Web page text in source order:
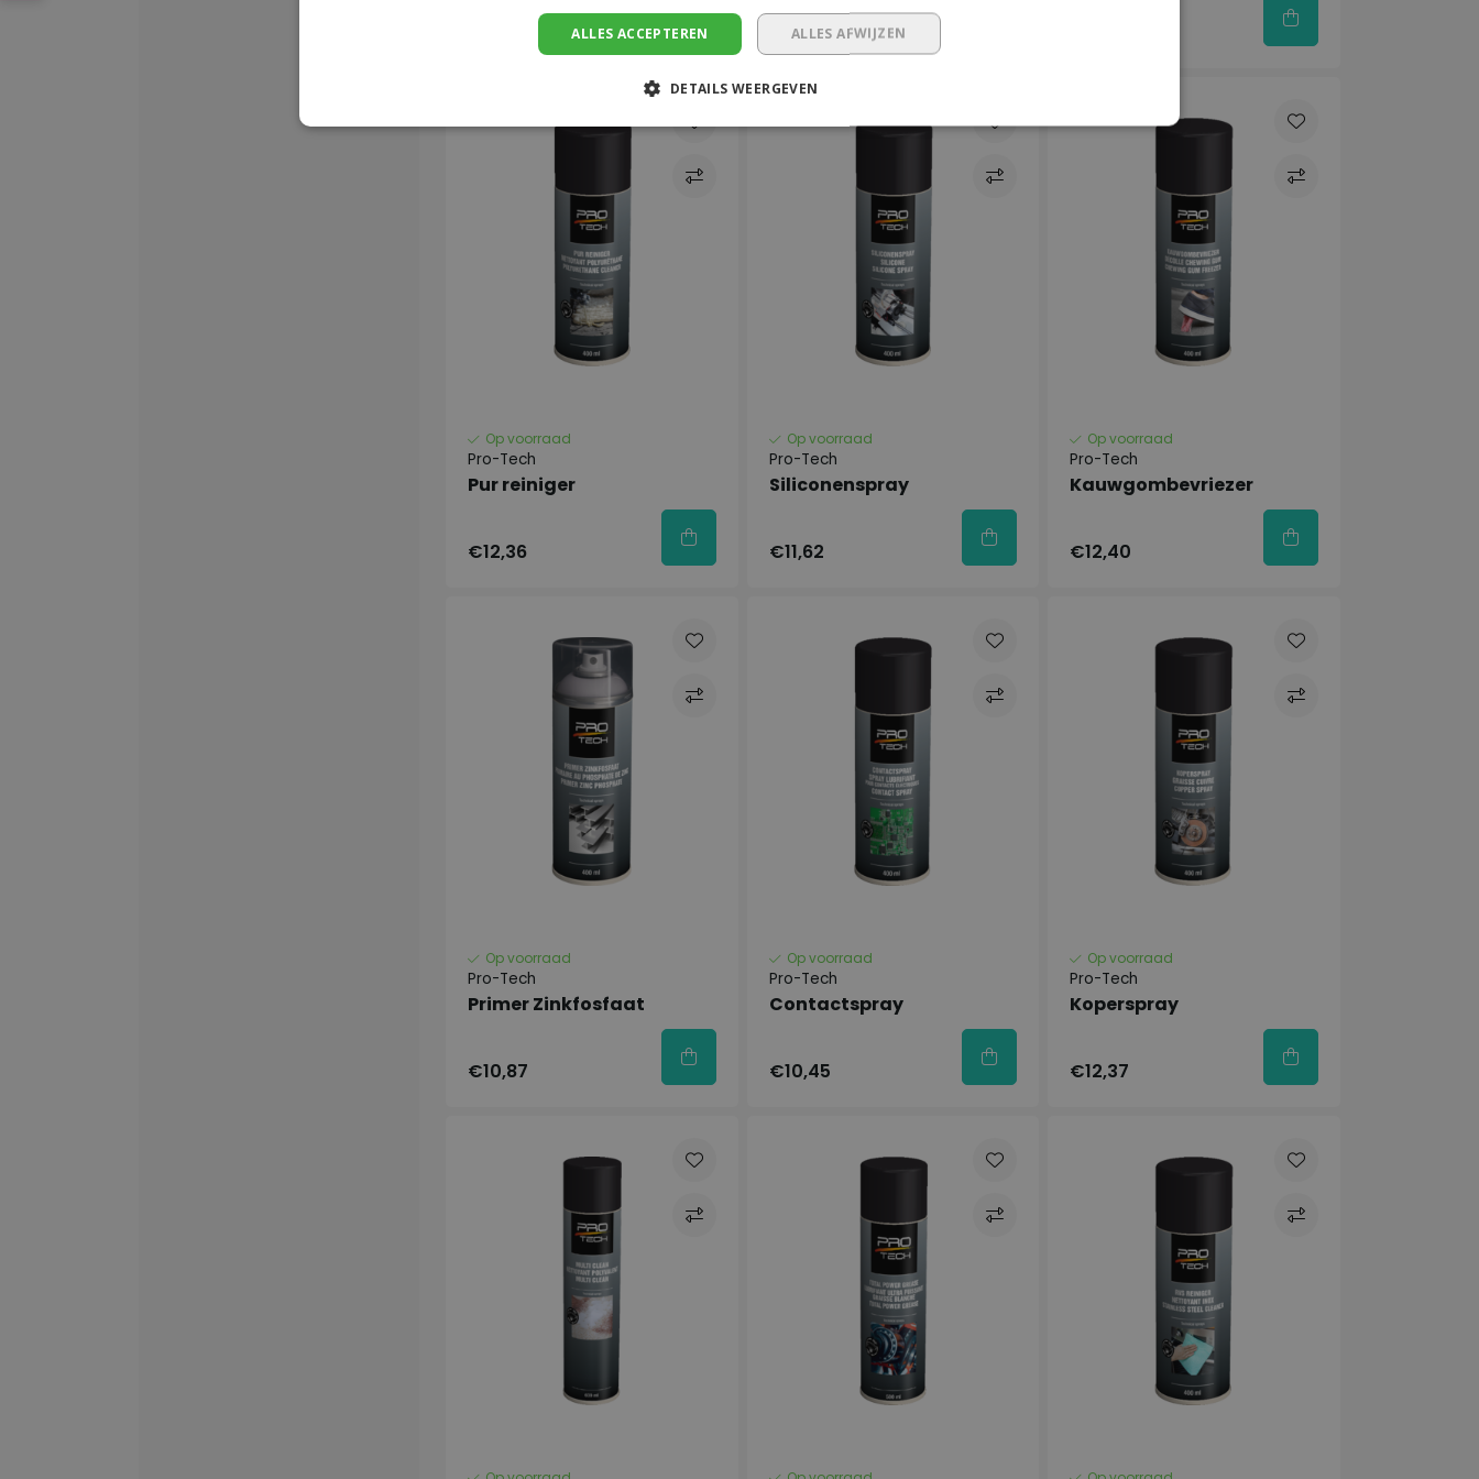
€18,36
Op voorraad
Pro-Tech
Pur reiniger
€12,36
Op voorraad
Pro-Tech
Siliconenspray
€11,62
Op voorraad
Pro-Tech
Kauwgombevriezer
€12,40
Op voorraad
Pro-Tech
Primer Zinkfosfaat
€10,87
Op voorraad
Pro-Tech
Contactspray
€10,45
Op voorraad
Pro-Tech
Koperspray
€12,37
ALLES ACCEPTEREN ALLES AFWIJZEN
DETAILS WEERGEVEN